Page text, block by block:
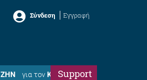
Σύνδεση Εγγραφή
ΖΗΝ για τον ΚώσταSupport